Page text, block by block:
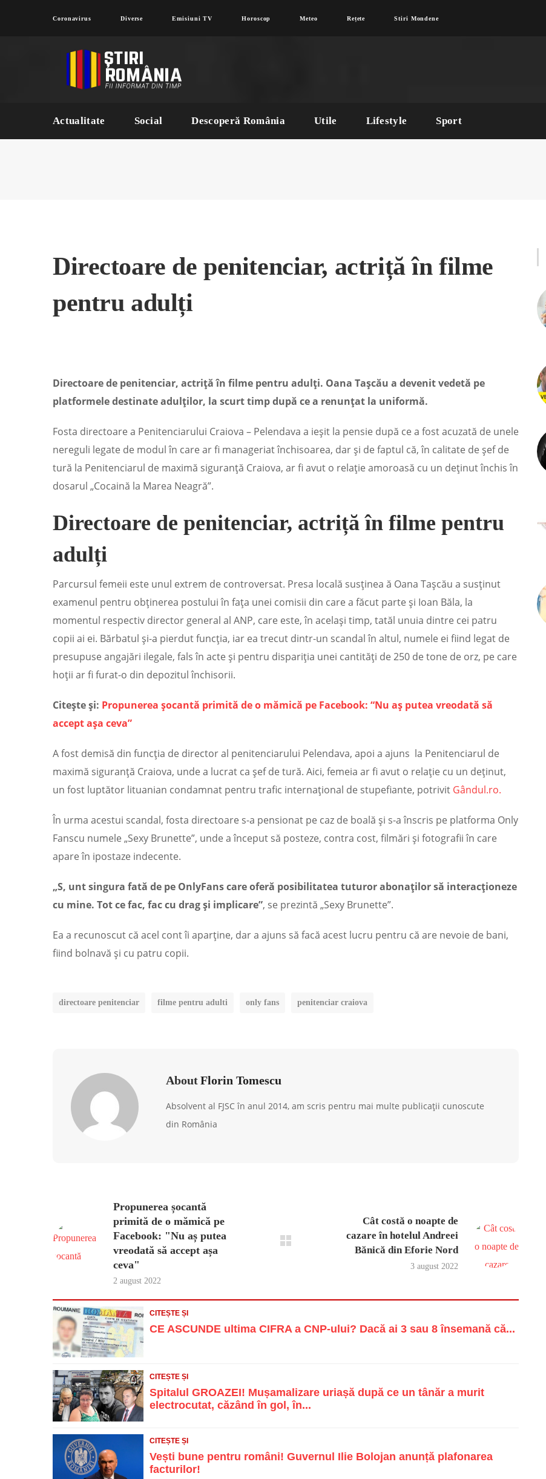
Coronavirus Diverse Emisiuni TV Horoscop Meteo Rețete Stiri Mondene
Actualitate Social Descoperă România Utile Lifestyle Sport
Directoare de penitenciar, actriță în filme
pentru adulți
Directoare de penitenciar, actriță în filme pentru adulți. Oana Tașcău a devenit vedetă pe
platformele destinate adulților, la scurt timp după ce a renunțat la uniformă.
Fosta directoare a Penitenciarului Craiova – Pelendava a ieșit la pensie după ce a fost acuzată de unele
nereguli legate de modul în care ar fi manageriat închisoarea, dar și de faptul că, în calitate de șef de
tură la Penitenciarul de maximă siguranță Craiova, ar fi avut o relație amoroasă cu un deținut închis în
dosarul „Cocaină la Marea Neagră”.
Directoare de penitenciar, actriță în filme pentru
adulți
Parcursul femeii este unul extrem de controversat. Presa locală susținea ă Oana Tașcău a susținut
examenul pentru obținerea postului în fața unei comisii din care a făcut parte și Ioan Băla, la
momentul respectiv director general al ANP, care este, în același timp, tatăl unuia dintre cei patru
copii ai ei. Bărbatul și-a pierdut funcția, iar ea trecut dintr-un scandal în altul, numele ei fiind legat de
presupuse angajări ilegale, fals în acte și pentru dispariția unei cantități de 250 de tone de orz, pe care
hoții ar fi furat-o din depozitul închisorii.
Citește și: Propunerea șocantă primită de o mămică pe Facebook: “Nu aș putea vreodată să
accept așa ceva”
A fost demisă din funcția de director al penitenciarului Pelendava, apoi a ajuns la Penitenciarul de
maximă siguranță Craiova, unde a lucrat ca șef de tură. Aici, femeia ar fi avut o relație cu un deținut,
un fost luptător lituanian condamnat pentru trafic internațional de stupefiante, potrivit Gândul.ro.
În urma acestui scandal, fosta directoare s-a pensionat pe caz de boală și s-a înscris pe platforma Only
Fanscu numele „Sexy Brunette”, unde a început să posteze, contra cost, filmări și fotografii în care
apare în ipostaze indecente.
„S, unt singura fată de pe OnlyFans care oferă posibilitatea tuturor abonaților să interacționeze
cu mine. Tot ce fac, fac cu drag și implicare”, se prezintă „Sexy Brunette”.
Ea a recunoscut că acel cont îi aparține, dar a ajuns să facă acest lucru pentru că are nevoie de bani,
fiind bolnavă și cu patru copii.
directoare penitenciar filme pentru adulti only fans penitenciar craiova
AboutFlorin Tomescu
Absolvent al FJSC în anul 2014, am scris pentru mai multe publicații cunoscute
din România
Propunerea șocantă
primită de o mămică pe
Facebook: "Nu aș putea
vreodată să accept așa
ceva"
2 august 2022
Cât costă o noapte de
cazare în hotelul Andreei
Bănică din Eforie Nord
3 august 2022
CITEȘTE ȘI
CE ASCUNDE ultima CIFRA a CNP-ului? Dacă ai 3 sau 8 însemană că...
CITEȘTE ȘI
Spitalul GROAZEI! Mușamalizare uriașă după ce un tânăr a murit
electrocutat, căzând în gol, în...
CITEȘTE ȘI
Vești bune pentru români! Guvernul Ilie Bolojan anunță plafonarea
facturilor!